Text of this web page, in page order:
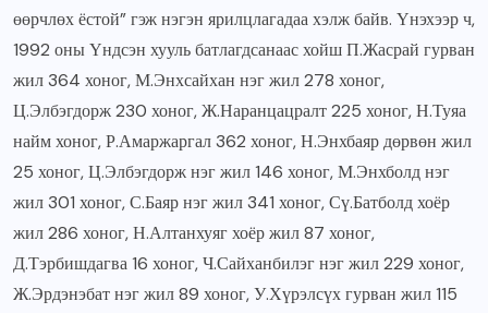
өөрчлөх ёстой” гэж нэгэн ярилцлагадаа хэлж байв. Үнэхээр ч,
1992 оны Үндсэн хууль батлагдсанаас хойш П.Жасрай гурван
жил 364 хоног, М.Энхсайхан нэг жил 278 хоног,
Ц.Элбэгдорж 230 хоног, Ж.Наранцацралт 225 хоног, Н.Туяа
найм хоног, Р.Амаржаргал 362 хоног, Н.Энхбаяр дөрвөн жил
25 хоног, Ц.Элбэгдорж нэг жил 146 хоног, М.Энхболд нэг
жил 301 хоног, С.Баяр нэг жил 341 хоног, Сү.Батболд хоёр
жил 286 хоног, Н.Алтанхуяг хоёр жил 87 хоног,
Д.Тэрбишдагва 16 хоног, Ч.Сайханбилэг нэг жил 229 хоног,
Ж.Эрдэнэбат нэг жил 89 хоног, У.Хүрэлсүх гурван жил 115